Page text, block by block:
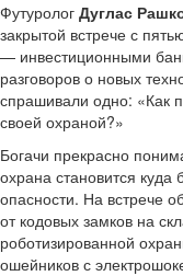
Футуролог Дуглас
закрытой встрече с
— инвестиционными
разговоров о новых
спрашивали одно: «Как
своей охраной?»
Богачи прекрасно
охрана становится
опасности. На встрече
от кодовых замков на
роботизированной
ошейников с